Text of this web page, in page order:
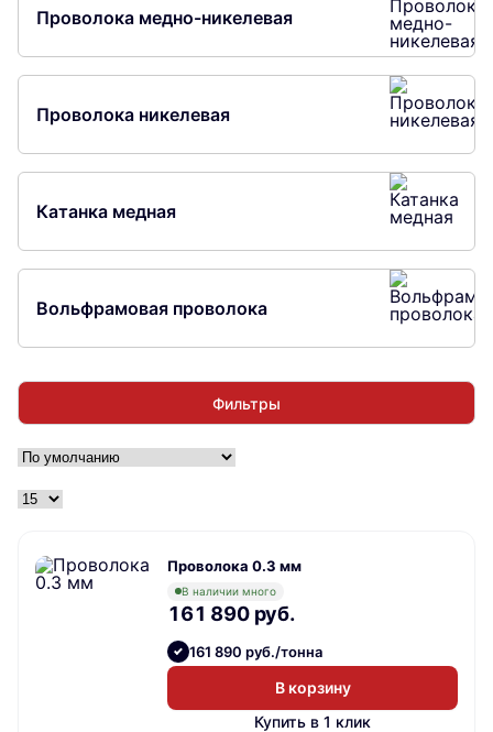
Проволока медно-никелевая
Проволока никелевая
Катанка медная
Вольфрамовая проволока
Фильтры
Проволока 0.3 мм
В наличии много
161 890 руб.
161 890 руб./тонна
В корзину
Купить в 1 клик